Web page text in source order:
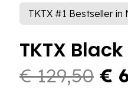
TKTX #1 Bestseller
TKTX
€129,50 €